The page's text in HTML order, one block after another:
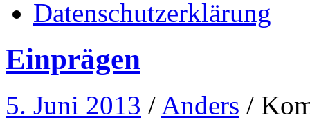
Datenschutzerklärung
Einprägen
5. Juni 2013 / Anders /